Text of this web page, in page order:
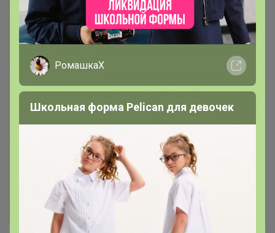
РомашкаХ
Школьная форма Pelican для девочек